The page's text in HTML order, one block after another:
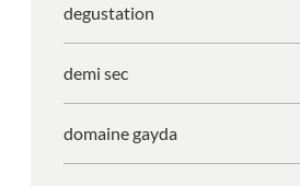
degustation
demi sec
domaine gayda